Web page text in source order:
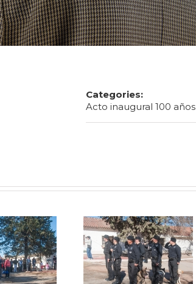
Categories:
Acto inaugural 100 años